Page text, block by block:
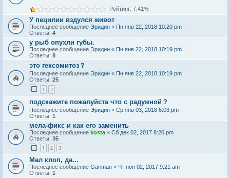
Рейтинг: 7.41%
У пецилии вздулся живот
Последнее сообщение Эридин « Пн янв 22, 2018 10:20 pm
Ответы: 4
у рыб опухли губы.
Последнее сообщение Эридин « Пн янв 22, 2018 10:19 pm
Ответы: 8
это гексомитоз？
Последнее сообщение Эридин « Пн янв 22, 2018 10:19 pm
Ответы: 25
1 2
подскажите пожалуйста что с радужной？
Последнее сообщение Эридин « Ср янв 03, 2018 6:03 pm
Ответы: 1
мела-фикс и как его заменить
Последнее сообщение kosta « Сб дек 02, 2017 8:20 pm
Ответы: 35
1 2 3
Мал клоп, да...
Последнее сообщение Gariman « Чт ноя 02, 2017 9:21 am
Ответы: 1